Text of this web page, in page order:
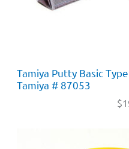
Tamiya Putty Basic
Tamiya # 87053
$